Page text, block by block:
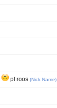
pf roos (Nick Name)